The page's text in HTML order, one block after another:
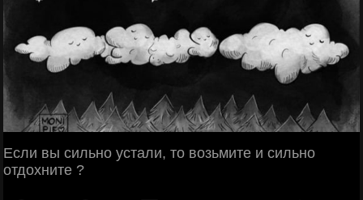
Ecли вы сильно устaли, то возьмите и сильнo
отдoxните ?